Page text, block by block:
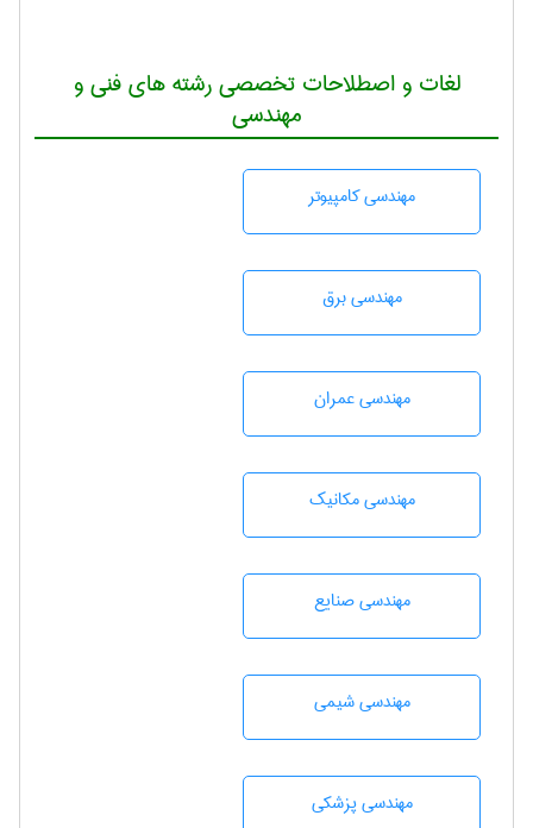
لغات و اصطلاحات تخصصی رشته های فنی و
مهندسی
مهندسی كامپيوتر
مهندسی برق
مهندسی عمران
مهندسی مکانیک
مهندسی صنايع
مهندسي شيمی
مهندسی پزشکی